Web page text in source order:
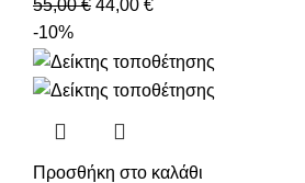
55,00€ 44,00 €
-10%
Προσθήκη στο καλάθι